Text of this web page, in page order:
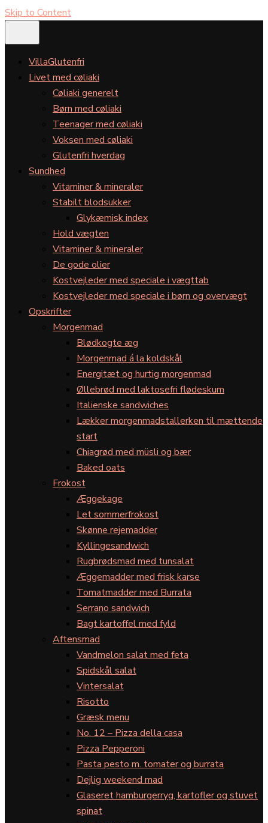
Skip to Content
VillaGlutenfri
Livet med cøliaki
Cøliaki generelt
Børn med cøliaki
Teenager med cøliaki
Voksen med cøliaki
Glutenfri hverdag
Sundhed
Vitaminer & mineraler
Stabilt blodsukker
Glykæmisk index
Hold vægten
Vitaminer & mineraler
De gode olier
Kostvejleder med speciale i vægttab
Kostvejleder med speciale i børn og overvægt
Opskrifter
Morgenmad
Blødkogte æg
Morgenmad á la koldskål
Energitæt og hurtig morgenmad
Øllebrød med laktosefri flødeskum
Italienske sandwiches
Lækker morgenmadstallerken til mættende
start
Chiagrød med müsli og bær
Baked oats
Frokost
Æggekage
Let sommerfrokost
Skønne rejemadder
Kyllingesandwich
Rugbrødsmad med tunsalat
Æggemadder med frisk karse
Tomatmadder med Burrata
Serrano sandwich
Bagt kartoffel med fyld
Aftensmad
Vandmelon salat med feta
Spidskål salat
Vintersalat
Risotto
Græsk menu
No. 12 – Pizza della casa
Pizza Pepperoni
Pasta pesto m. tomater og burrata
Dejlig weekend mad
Glaseret hamburgerryg, kartofler og stuvet
spinat